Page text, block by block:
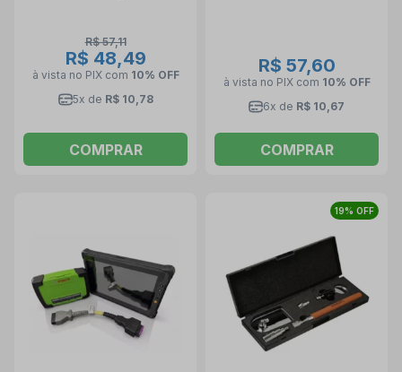
R$ 57,11
R$ 48,49
à vista no PIX com 10% OFF
5x de R$ 10,78
COMPRAR
R$ 57,60
à vista no PIX com 10% OFF
6x de R$ 10,67
COMPRAR
19% OFF